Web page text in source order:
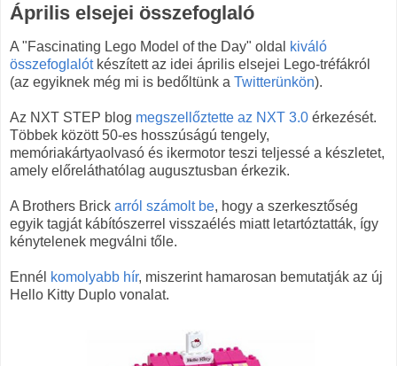
Április elsejei összefoglaló
A "Fascinating Lego Model of the Day" oldal
kiváló
összefoglalótkészített az idei április elsejei Lego-tréfákról
(az egyiknek még mi is bedőltünk a Twitterünkön).
Az NXT STEP blog megszellőztette az NXT 3.0 érkezését.
Többek között 50-es hosszúságú tengely,
memóriakártyaolvasó és ikermotor teszi teljessé a készletet,
amely előreláthatólag augusztusban érkezik.
A Brothers Brick arról számolt be, hogy a szerkesztőség
egyik tagját kábítószerrel visszaélés miatt letartóztatták, így
kénytelenek megválni tőle.
Ennél komolyabb hír, miszerint hamarosan bemutatják az új
Hello Kitty Duplo vonalat.